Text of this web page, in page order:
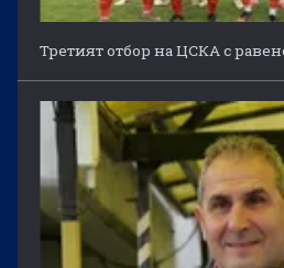
Третият отбор на ЦСКА с